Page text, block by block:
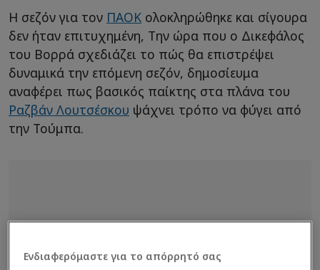
Η σεζόν για τον ΠΑΟΚ ολοκληρώθηκε και σίγουρα
δεν ήταν επιτυχημένη, Την ώρα που ο Δικεφάλος
του Βορρά σχεδιάζει το πώς θα επιστρέψει
δυναμικά την επόμενη σεζόν, δημοσίευμα
αναφέρει πως βασικός παίκτης στα πλάνα του
Ραζβάν Λουτσέσκου ψάχνει τρόπο να φύγει από
την Τούμπα.
Ενδιαφερόμαστε για το απόρρητό σας